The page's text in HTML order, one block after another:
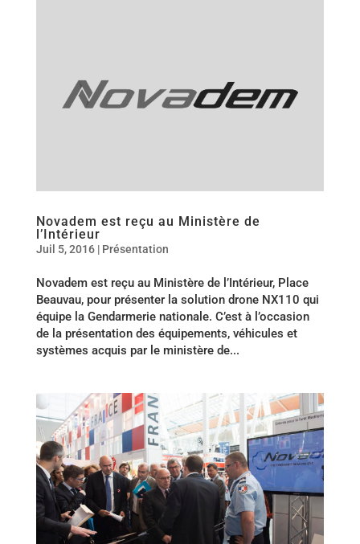
Novadem est reçu au Ministère de
l’Intérieur
Juil 5, 2016| Présentation
Novadem est reçu au Ministère de l’Intérieur, Place
Beauvau, pour présenter la solution drone NX110 qui
équipe la Gendarmerie nationale. C’est à l’occasion
de la présentation des équipements, véhicules et
systèmes acquis par le ministère de...